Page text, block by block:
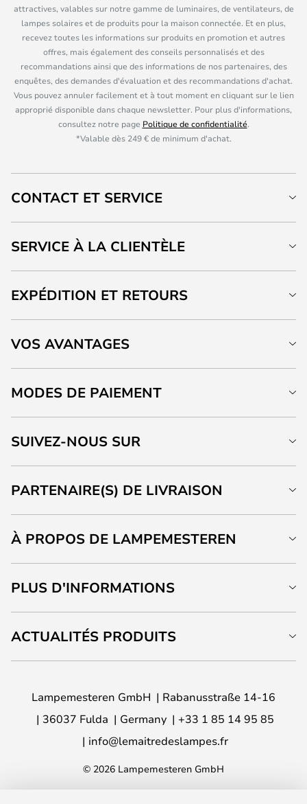
attractives, valables sur notre gamme de luminaires, de ventilateurs, de
lampes solaires et de produits pour la maison connectée. Et en plus,
recevez toutes les informations sur produits en promotion et autres
offres, mais également des conseils personnalisés et des
recommandations ainsi que des informations de nos partenaires, des
enquêtes, des demandes d'évaluation et des recommandations d'achat.
Vous pouvez annuler facilement et à tout moment en cliquant sur le lien
approprié disponible dans chaque newsletter. Pour plus d'informations,
consultez notre page Politique de confidentialité.
*Valable dès 249 € de minimum d'achat.
CONTACT ET SERVICE
SERVICE À LA CLIENTÈLE
EXPÉDITION ET RETOURS
VOS AVANTAGES
MODES DE PAIEMENT
SUIVEZ-NOUS SUR
PARTENAIRE(S) DE LIVRAISON
À PROPOS DE LAMPEMESTEREN
PLUS D'INFORMATIONS
ACTUALITÉS PRODUITS
Lampemesteren GmbH
Rabanusstraße 14-16
36037 Fulda
Germany
+33 1 85 14 95 85
info@lemaitredeslampes.fr
© 2026 Lampemesteren GmbH